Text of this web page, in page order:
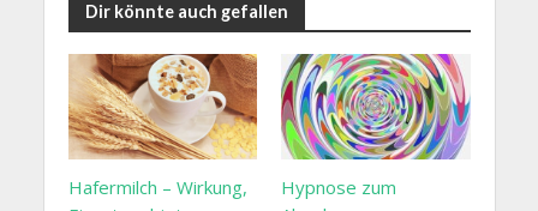
Dir könnte auch gefallen
Hafermilch – Wirkung,
Hypnose zum